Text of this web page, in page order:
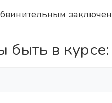
быть в курсе: